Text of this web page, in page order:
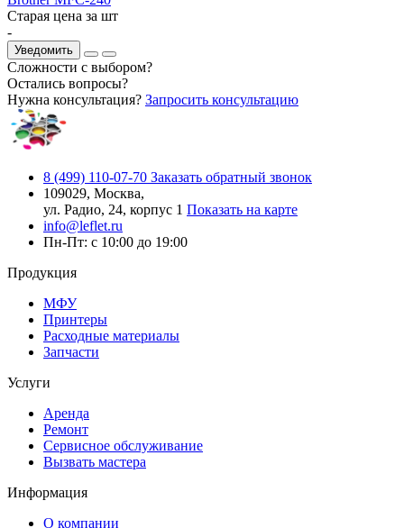
Старая цена за шт
-
Уведомить
Сложности с выбором?
Остались вопросы?
Нужна консультация? Запросить консультацию
8 (499) 110-07-70 Заказать обратный звонок
109029, Москва,
ул. Радио, 24, корпус 1 Показать на карте
info@leflet.ru
Пн-Пт: с 10:00 до 19:00
Продукция
МФУ
Принтеры
Расходные материалы
Запчасти
Услуги
Аренда
Ремонт
Сервисное обслуживание
Вызвать мастера
Информация
О компании